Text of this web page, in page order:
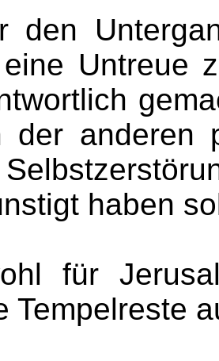
den
Untreue
der anderen
haben
für
Tempelreste